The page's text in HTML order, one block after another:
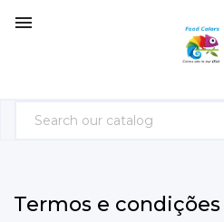

Termos e